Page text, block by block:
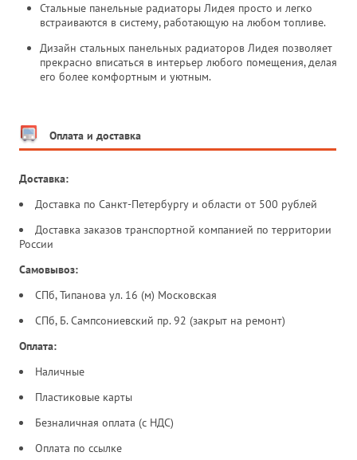
Стальные панельные радиаторы Лидея просто и легко
встраиваются в систему, работающую на любом топливе.
Дизайн стальных панельных радиаторов Лидея позволяет
прекрасно вписаться в интерьер любого помещения, делая
его более комфортным и уютным.
Оплата и доставка
Доставка:
Доставка по Санкт-Петербургу и области от 500 рублей
Доставка заказов транспортной компанией по территории
России
Самовывоз:
СПб, Типанова ул. 16 (м) Московская
СПб, Б. Сампсониевский пр. 92 (закрыт на ремонт)
Оплата:
Наличные
Пластиковые карты
Безналичная оплата (с НДС)
Оплата по ссылке